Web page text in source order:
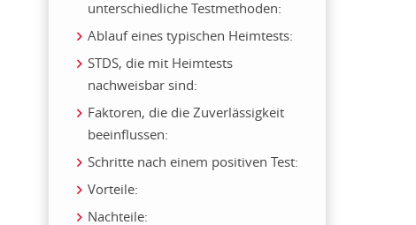
unterschiedliche Testmethoden:
Ablauf eines typischen Heimtests:
STDS, die mit Heimtests
nachweisbar sind:
Faktoren, die die Zuverlässigkeit
beeinflussen:
Schritte nach einem positiven Test:
Vorteile:
Nachteile: